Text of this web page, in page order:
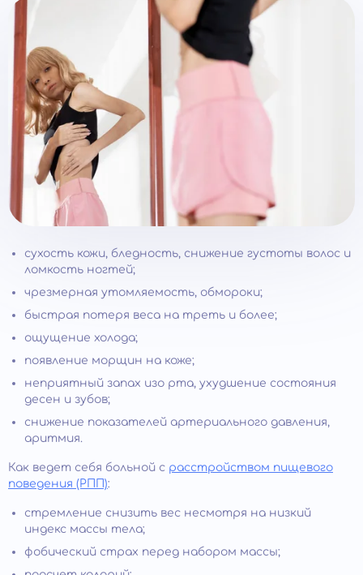
сухость кожи, бледность, снижение густоты волос и
ломкость ногтей;
чрезмерная утомляемость, обмороки;
быстрая потеря веса на треть и более;
ощущение холода;
появление морщин на коже;
неприятный запах изо рта, ухудшение состояния
десен и зубов;
снижение показателей артериального давления,
аритмия.
Как ведет себя больной с расстройством пищевого
поведения (РПП):
стремление снизить вес несмотря на низкий
индекс массы тела;
фобический страх перед набором массы;